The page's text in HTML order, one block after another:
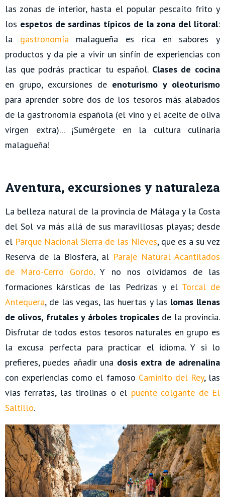
las zonas de interior, hasta el popular pescaíto frito y
los espetos de sardinas típicos de la zona del litoral:
la
gastronomíamalagueña es rica en sabores y
productos y da pie a vivir un sinfín de experiencias con
las que podrás practicar tu español. Clases de cocina
en grupo, excursiones de enoturismo y oleoturismo
para aprender sobre dos de los tesoros más alabados
de la gastronomía española (el vino y el aceite de oliva
virgen extra)... ¡Sumérgete en la cultura culinaria
malagueña!
Aventura, excursiones y naturaleza
La belleza natural de la provincia de Málaga y la Costa
del Sol va más allá de sus maravillosas playas; desde
el Parque Nacional Sierra de las Nieves, que es a su vez
Reserva de la Biosfera, al Paraje Natural Acantilados
de Maro-Cerro Gordo. Y no nos olvidamos de las
formaciones kársticas de las Pedrizas y el Torcal de
Antequera, de las vegas, las huertas y las lomas llenas
de olivos, frutales y árboles tropicalesde la provincia.
Disfrutar de todos estos tesoros naturales en grupo es
la excusa perfecta para practicar el idioma. Y si lo
prefieres, puedes añadir una dosis extra de adrenalina
con experiencias como el famoso Caminito del Rey, las
vías ferratas, las tirolinas o el puente colgante de El
Saltillo.